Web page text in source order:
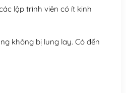
lập trình viên có ít kinh
không bị lung lay. Có đến